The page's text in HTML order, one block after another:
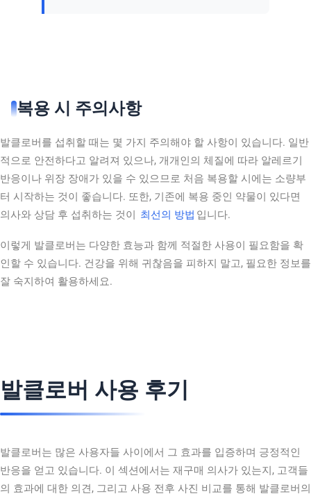
복용 시 주의사항
발클로버를 섭취할 때는 몇 가지 주의해야 할 사항이 있습니다. 일반
적으로 안전하다고 알려져 있으나, 개개인의 체질에 따라 알레르기
반응이나 위장 장애가 있을 수 있으므로 처음 복용할 시에는 소량부
터 시작하는 것이 좋습니다. 또한, 기존에 복용 중인 약물이 있다면
의사와 상담 후 섭취하는 것이 최선의 방법 입니다.
이렇게 발클로버는 다양한 효능과 함께 적절한 사용이 필요함을 확
인할 수 있습니다. 건강을 위해 귀찮음을 피하지 말고, 필요한 정보를
잘 숙지하여 활용하세요.
발클로버 사용 후기
발클로버는 많은 사용자들 사이에서 그 효과를 입증하며 긍정적인
반응을 얻고 있습니다. 이 섹션에서는 재구매 의사가 있는지, 고객들
의 효과에 대한 의견, 그리고 사용 전후 사진 비교를 통해 발클로버의